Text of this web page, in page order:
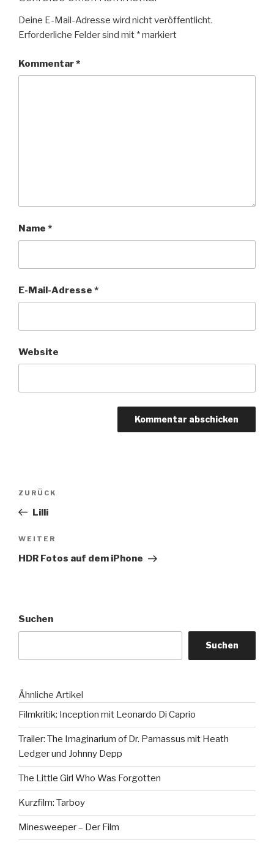
Deine E-Mail-Adresse wird nicht veröffentlicht.
Erforderliche Felder sind mit *markiert
Kommentar*
Name *
E-Mail-Adresse *
Website
Beitragsnavigation
Vorheriger
Beitrag
ZURÜCK
Lilli
Nächster
Beitrag
WEITER
HDR Fotos auf dem iPhone
Suchen
Suchen
Ähnliche Artikel
Filmkritik: Inception mit Leonardo Di Caprio
Trailer: The Imaginarium of Dr. Parnassus mit Heath
Ledger und Johnny Depp
The Little Girl Who Was Forgotten
Kurzfilm: Tarboy
Minesweeper – Der Film